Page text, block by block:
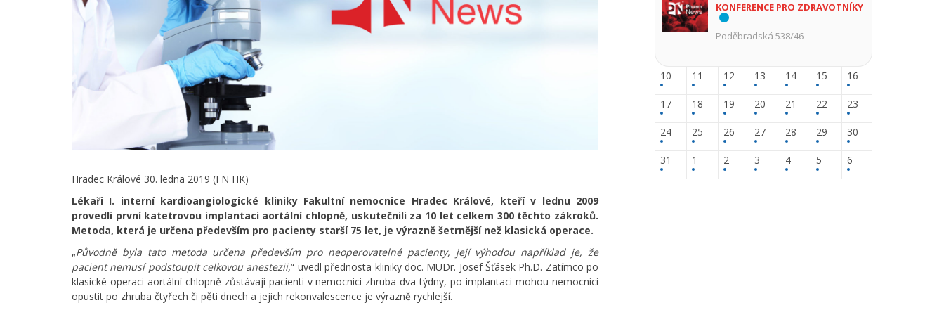
Hradec Králové 30. ledna 2019 (FN HK)
Lékaři I. interní kardioangiologické kliniky Fakultní nemocnice Hradec Králové, kteří v lednu 2009
provedli první katetrovou implantaci aortální chlopně, uskutečnili za 10 let celkem 300 těchto zákroků.
Metoda, která je určena především pro pacienty starší 75 let, je výrazně šetrnější než klasická operace.
„Původně byla tato metoda určena především pro neoperovatelné pacienty, její výhodou například je, že
pacient nemusí podstoupit celkovou anestezii,“ uvedl přednosta kliniky doc. MUDr. Josef Šťásek Ph.D. Zatímco po
klasické operaci aortální chlopně zůstávají pacienti v nemocnici zhruba dva týdny, po implantaci mohou nemocnici
opustit po zhruba čtyřech či pěti dnech a jejich rekonvalescence je výrazně rychlejší.
KONFERENCE PRO ZDRAVOTNÍKY
Poděbradská 538/46
10 11 12 13 14 15 16
17 18 19 20 21 22 23
24 25 26 27 28 29 30
31 1 2 3 4 5 6